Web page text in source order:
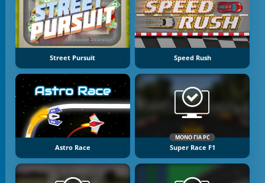
Street Pursuit Speed Rush
Astro Race
ΜΌΝΟ ΓΙΑ PC
Super Race F1